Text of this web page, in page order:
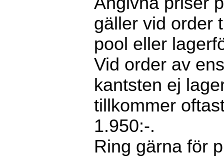
gäller vid order
pool eller
Vid order av
kantsten ej
tillkommer
1.950:-.
Ring gärna för